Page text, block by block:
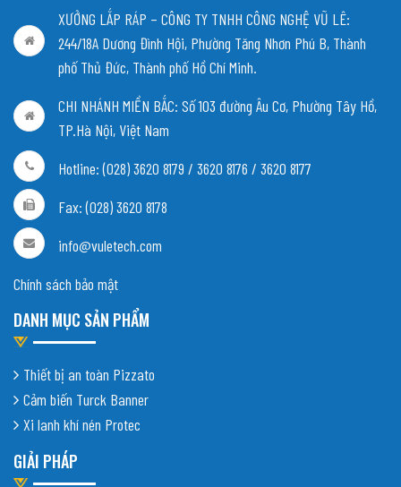
XƯỞNG LẮP RÁP – CÔNG TY TNHH CÔNG NGHỆ VŨ LÊ:
244/18A Dương Đình Hội, Phường Tăng Nhơn Phú B, Thành
phố Thủ Đức, Thành phố Hồ Chí Minh.
CHI NHÁNH MIỀN BẮC: Số 103 đường Âu Cơ, Phường Tây Hồ,
TP.Hà Nội, Việt Nam
Hotline: (028) 3620 8179 / 3620 8176 / 3620 8177
Fax: (028) 3620 8178
info@vuletech.com
Chính sách bảo mật
DANH MỤC SẢN PHẨM
Thiết bị an toàn Pizzato
Cảm biến Turck Banner
Xi lanh khí nén Protec
GIẢI PHÁP